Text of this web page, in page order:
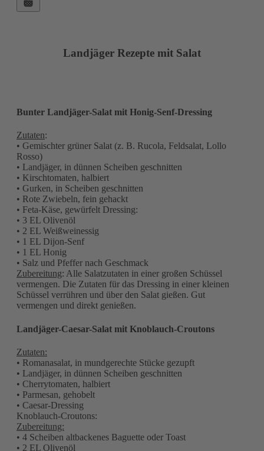
Landjäger Rezepte mit Salat
Bunter Landjäger-Salat mit Honig-Senf-Dressing
Zutaten:
• Gemischter grüner Salat (z. B. Rucola, Feldsalat, Lollo
Rosso)
• Landjäger, in dünnen Scheiben geschnitten
• Kirschtomaten, halbiert
• Gurken, in Scheiben geschnitten
• Rote Zwiebeln, fein gehackt
• Feta-Käse, gewürfelt Dressing:
• 3 EL Olivenöl
• 2 EL Weißweinessig
• 1 EL Dijon-Senf
• 1 EL Honig
• Salz und Pfeffer nach Geschmack
Zubereitung: Alle Salatzutaten in einer großen Schüssel
vermengen. Die Zutaten für das Dressing in einer kleinen
Schüssel verrühren und über den Salat gießen. Gut
vermengen und direkt genießen.
Landjäger-Caesar-Salat mit Knoblauch-Croutons
Zutaten:
• Romanasalat, in mundgerechte Stücke gezupft
• Landjäger, in dünnen Scheiben geschnitten
• Cherrytomaten, halbiert
• Parmesan, gehobelt
• Caesar-Dressing
Knoblauch-Croutons:
Zubereitung:
• 4 Scheiben altbackenes Baguette oder Toast
• 2 EL Olivenöl